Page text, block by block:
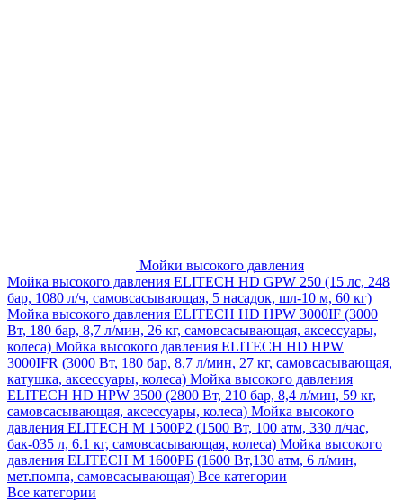
Мойки высокого давления
Мойка высокого давления ELITECH HD GPW 250 (15 лс, 248
бар, 1080 л/ч, самовсасывающая, 5 насадок, шл-10 м, 60 кг)
Мойка высокого давления ELITECH HD HPW 3000IF (3000
Вт, 180 бар, 8,7 л/мин, 26 кг, самовсасывающая, аксессуары,
колеса) Мойка высокого давления ELITECH HD HPW
3000IFR (3000 Вт, 180 бар, 8,7 л/мин, 27 кг, самовсасывающая,
катушка, аксессуары, колеса) Мойка высокого давления
ELITECH HD HPW 3500 (2800 Вт, 210 бар, 8,4 л/мин, 59 кг,
самовсасывающая, аксессуары, колеса) Мойка высокого
давления ELITECH M 1500P2 (1500 Вт, 100 атм, 330 л/час,
бак-035 л, 6.1 кг, самовсасывающая, колеса) Мойка высокого
давления ELITECH М 1600РБ (1600 Вт,130 атм, 6 л/мин,
мет.помпа, самовсасывающая) Все категории
Все категории